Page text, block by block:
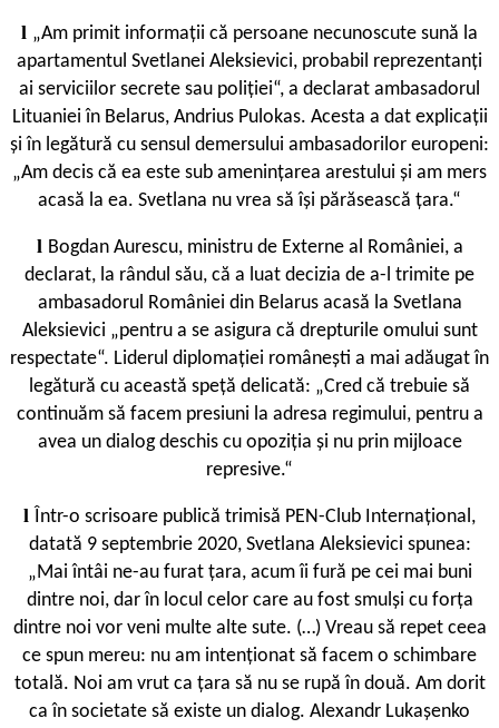
l „Am primit informații că persoane necunoscute sună la
apartamentul Svetlanei Aleksievici, probabil reprezentanți
ai serviciilor secrete sau poliției“, a declarat ambasadorul
Lituaniei în Belarus, Andrius Pulokas. Acesta a dat explicații
și în legătură cu sensul demersului ambasadorilor europeni:
„Am decis că ea este sub amenințarea arestului și am mers
acasă la ea. Svetlana nu vrea să își părăsească țara.“
l Bogdan Aurescu, ministru de Externe al României, a
declarat, la rândul său, că a luat decizia de a-l trimite pe
ambasadorul României din Belarus acasă la Svetlana
Aleksievici „pentru a se asigura că drepturile omului sunt
respectate“. Liderul diplomației românești a mai adăugat în
legătură cu această speță delicată: „Cred că trebuie să
continuăm să facem presiuni la adresa regimului, pentru a
avea un dialog deschis cu opoziția și nu prin mijloace
represive.“
l Într-o scrisoare publică trimisă PEN-Club Internațional,
datată 9 septembrie 2020, Svetlana Aleksievici spunea:
„Mai întâi ne-au furat țara, acum îi fură pe cei mai buni
dintre noi, dar în locul celor care au fost smulși cu forța
dintre noi vor veni multe alte sute. (…) Vreau să repet ceea
ce spun mereu: nu am intenționat să facem o schimbare
totală. Noi am vrut ca țara să nu se rupă în două. Am dorit
ca în societate să existe un dialog. Alexandr Lukașenko